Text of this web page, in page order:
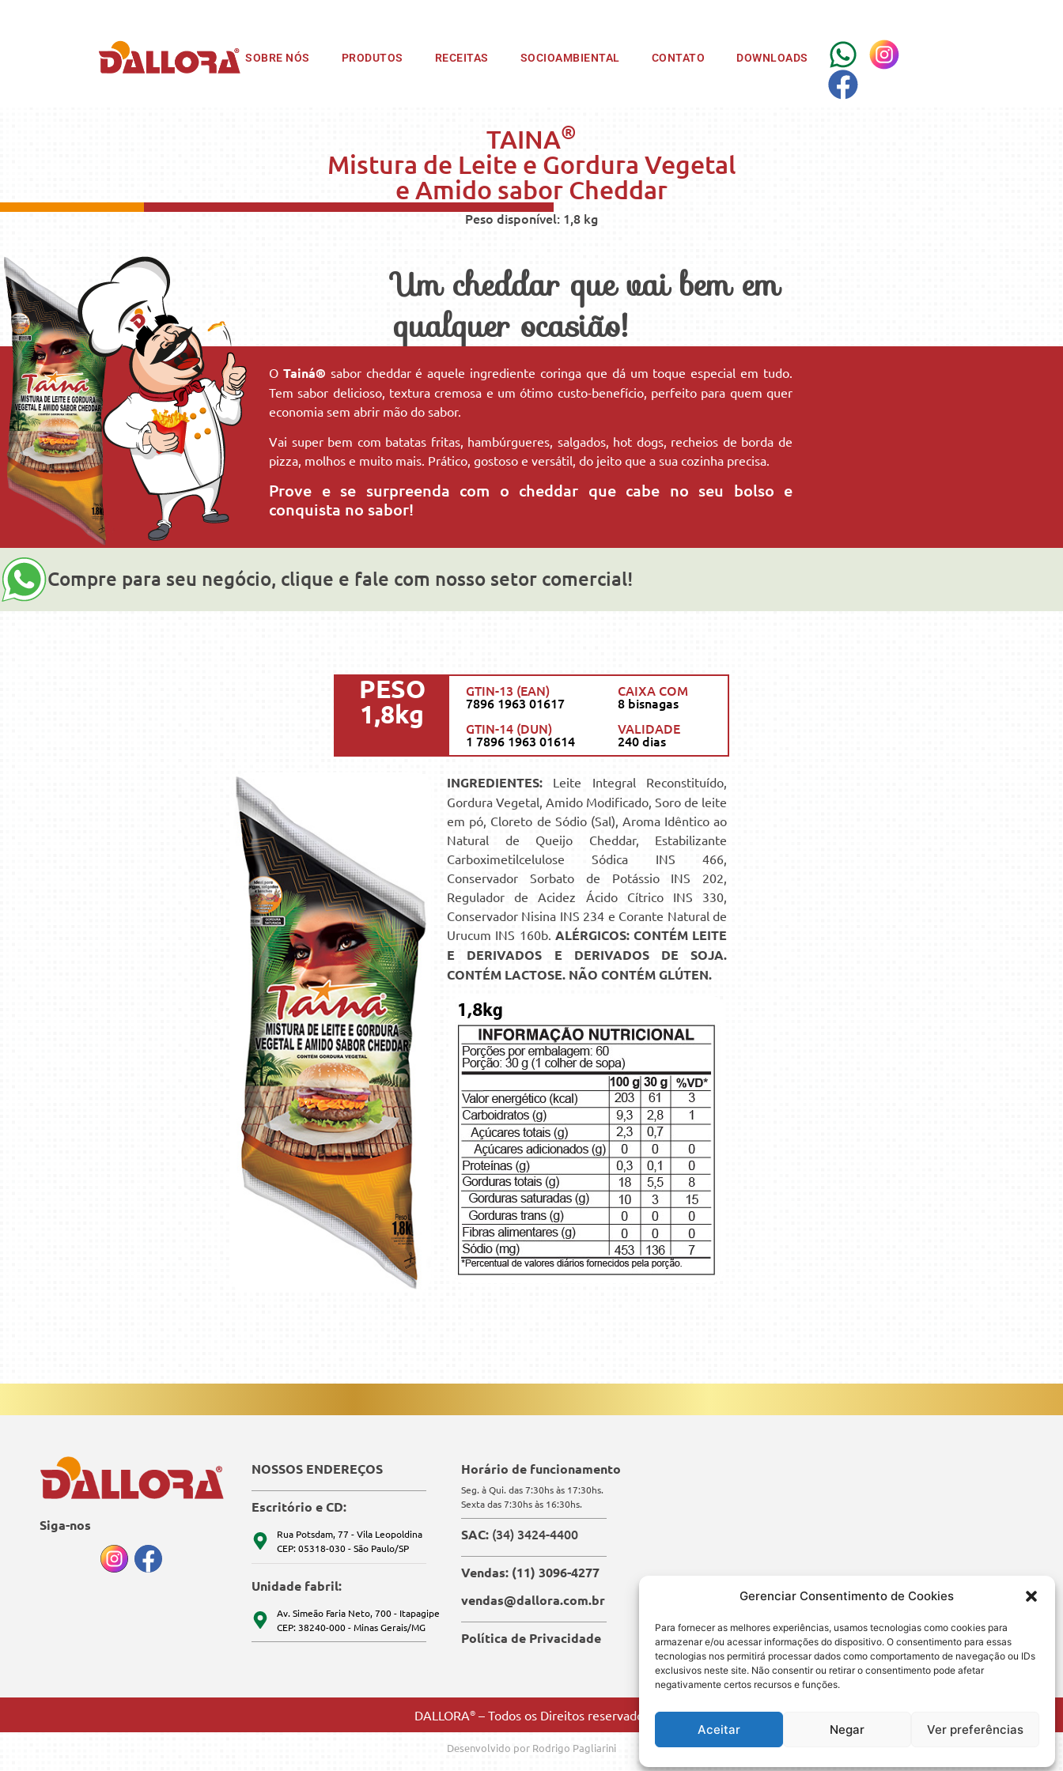
Gerenciar Consentimento de Cookies
Para fornecer as melhores experiências, usamos tecnologias como cookies para
armazenar e/ou acessar informações do dispositivo. O consentimento para essas
tecnologias nos permitirá processar dados como comportamento de navegação ou IDs
exclusivos neste site. Não consentir ou retirar o consentimento pode afetar
negativamente certos recursos e funções.
Aceitar Negar Ver preferências
SOBRE NÓS PRODUTOS RECEITAS SOCIOAMBIENTAL CONTATO DOWNLOADS
TAINA®
Mistura de Leite e Gordura Vegetal
e Amido sabor Cheddar
Peso disponível: 1,8 kg
Um cheddar que vai bem em
qualquer ocasião!
O Tainá® sabor cheddar é aquele ingrediente coringa que dá um toque especial em tudo.
Tem sabor delicioso, textura cremosa e um ótimo custo-benefício, perfeito para quem quer
economia sem abrir mão do sabor.
Vai super bem com batatas fritas, hambúrgueres, salgados, hot dogs, recheios de borda de
pizza, molhos e muito mais. Prático, gostoso e versátil, do jeito que a sua cozinha precisa.
Prove e se surpreenda com o cheddar que cabe no seu bolso e
conquista no sabor!
Compre para seu negócio, clique e fale com nosso setor comercial!
PESO
1,8kg
GTIN-13 (EAN)
7896 1963 01617
GTIN-14 (DUN)
1 7896 1963 01614
CAIXA COM
8 bisnagas
VALIDADE
240 dias
INGREDIENTES:Leite Integral Reconstituído,
Gordura Vegetal, Amido Modificado, Soro de leite
em pó, Cloreto de Sódio (Sal), Aroma Idêntico ao
Natural de Queijo Cheddar, Estabilizante
Carboximetilcelulose Sódica INS 466,
Conservador Sorbato de Potássio INS 202,
Regulador de Acidez Ácido Cítrico INS 330,
Conservador Nisina INS 234 e Corante Natural de
Urucum INS 160b. ALÉRGICOS: CONTÉM LEITE
E DERIVADOS E DERIVADOS DE SOJA.
CONTÉM LACTOSE. NÃO CONTÉM GLÚTEN.
Siga-nos
NOSSOS ENDEREÇOS
Escritório e CD:
Rua Potsdam, 77 - Vila Leopoldina
CEP: 05318-030 - São Paulo/SP
Unidade fabril:
Av. Simeão Faria Neto, 700 - Itapagipe
CEP: 38240-000 - Minas Gerais/MG
Horário de funcionamento
Seg. à Qui. das 7:30hs às 17:30hs.
Sexta das 7:30hs às 16:30hs.
SAC: (34) 3424-4400
Vendas: (11) 3096-4277
vendas@dallora.com.br
Política de Privacidade
DALLORA®– Todos os Direitos reservados
Desenvolvido por Rodrigo Pagliarini